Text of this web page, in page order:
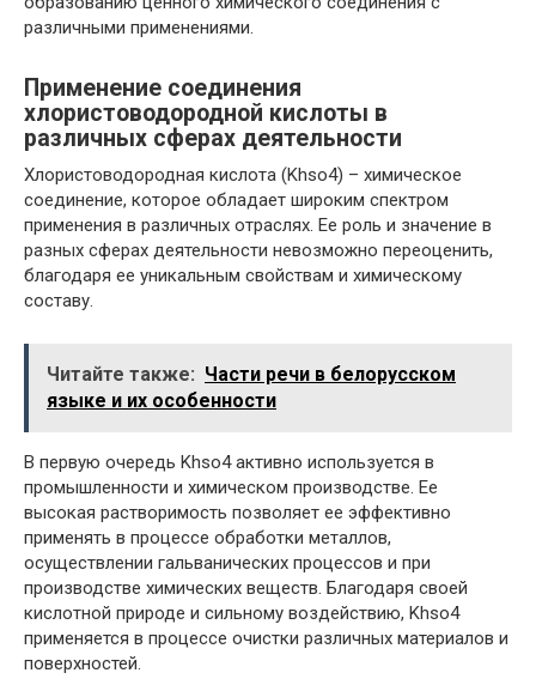
различными применениями.
Применение соединения
хлористоводородной кислоты в
различных сферах деятельности
Хлористоводородная кислота (Khso4) – химическое
соединение, которое обладает широким спектром
применения в различных отраслях. Ее роль и значение в
разных сферах деятельности невозможно переоценить,
благодаря ее уникальным свойствам и химическому
составу.
Читайте также: Части речи в белорусском
языке и их особенности
В первую очередь Khso4 активно используется в
промышленности и химическом производстве. Ее
высокая растворимость позволяет ее эффективно
применять в процессе обработки металлов,
осуществлении гальванических процессов и при
производстве химических веществ. Благодаря своей
кислотной природе и сильному воздействию, Khso4
применяется в процессе очистки различных материалов и
поверхностей.